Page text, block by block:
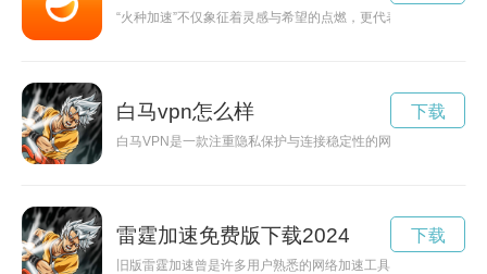
“火种加速”不仅象征着灵感与希望的点燃，更代表着以更高效
白马vpn怎么样
白马VPN是一款注重隐私保护与连接稳定性的网络工具，适合
下载
雷霆加速免费版下载2024
旧版雷霆加速曾是许多用户熟悉的网络加速工具，因其操作简
下载